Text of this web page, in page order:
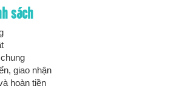
sách
giao nhận
hoàn tiền